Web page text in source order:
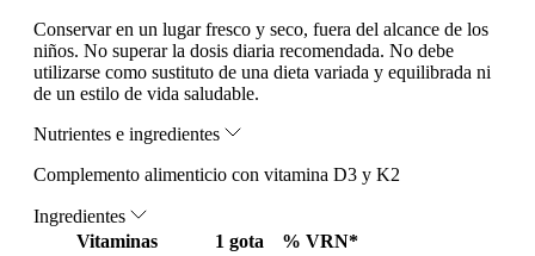
Conservar en un lugar fresco y seco, fuera del alcance de los
niños. No superar la dosis diaria recomendada. No debe
utilizarse como sustituto de una dieta variada y equilibrada ni
de un estilo de vida saludable.
Nutrientes e ingredientes
Complemento alimenticio con vitamina D3 y K2
Ingredientes
Vitaminas
1 gota
% VRN*